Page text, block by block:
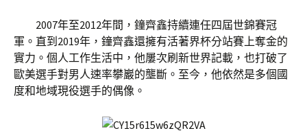
2007年至2012年間，鐘齊鑫持續連任四屆世錦賽冠
軍。直到2019年，鐘齊鑫還擁有活著界杯分站賽上奪金的
實力。個人工作生活中，他屢次刷新世界記載，也打破了
歐美選手對男人速率攀巖的壟斷。至今，他依然是多個國
度和地域現役選手的偶像。